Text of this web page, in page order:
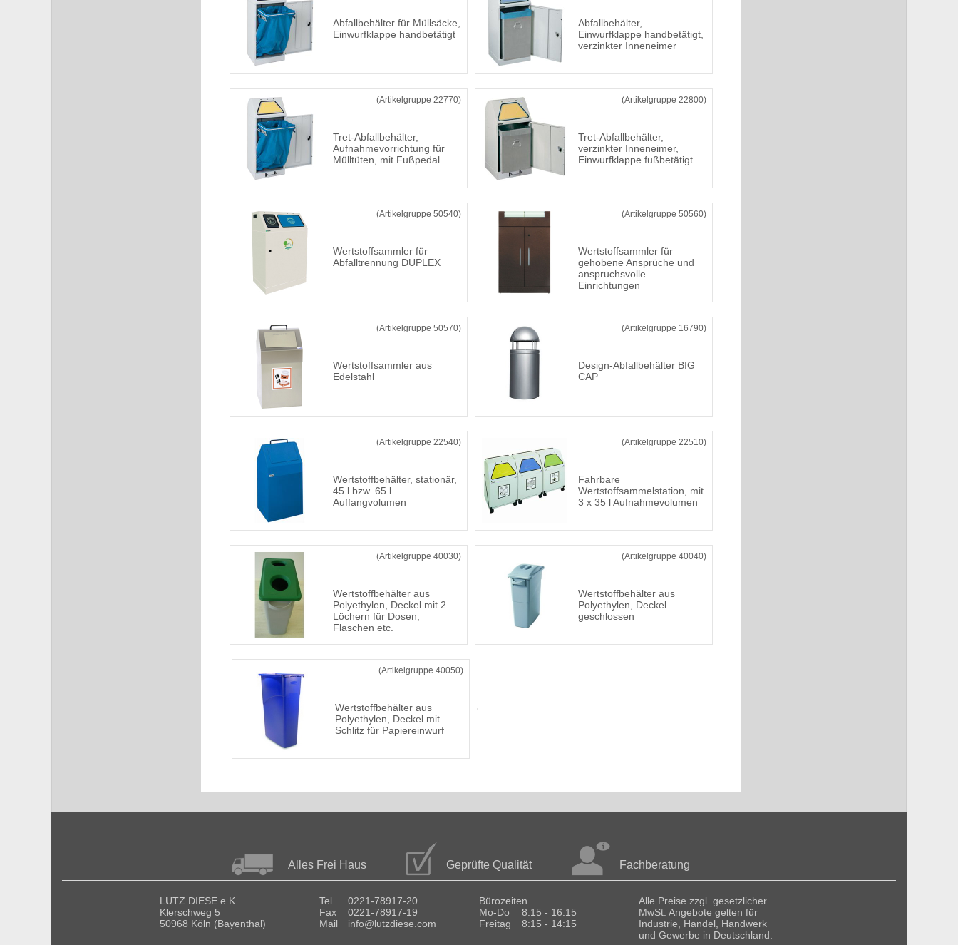
Abfallbehälter für Müllsäcke,
Einwurfklappe handbetätigt
Abfallbehälter,
Einwurfklappe handbetätigt,
verzinkter Inneneimer
(Artikelgruppe 22770)
Tret-Abfallbehälter,
Aufnahmevorrichtung für
Mülltüten, mit Fußpedal
(Artikelgruppe 22800)
Tret-Abfallbehälter,
verzinkter Inneneimer,
Einwurfklappe fußbetätigt
(Artikelgruppe 50540)
Wertstoffsammler für
Abfalltrennung DUPLEX
(Artikelgruppe 50560)
Wertstoffsammler für
gehobene Ansprüche und
anspruchsvolle
Einrichtungen
(Artikelgruppe 50570)
Wertstoffsammler aus
Edelstahl
(Artikelgruppe 16790)
Design-Abfallbehälter BIG
CAP
(Artikelgruppe 22540)
Wertstoffbehälter, stationär,
45 l bzw. 65 l
Auffangvolumen
(Artikelgruppe 22510)
Fahrbare
Wertstoffsammelstation, mit
3 x 35 l Aufnahmevolumen
(Artikelgruppe 40030)
Wertstoffbehälter aus
Polyethylen, Deckel mit 2
Löchern für Dosen,
Flaschen etc.
(Artikelgruppe 40040)
Wertstoffbehälter aus
Polyethylen, Deckel
geschlossen
(Artikelgruppe 40050)
Wertstoffbehälter aus
Polyethylen, Deckel mit
Schlitz für Papiereinwurf
Alles Frei Haus Geprüfte Qualität Fachberatung
LUTZ DIESE e.K.
Klerschweg 5
50968 Köln (Bayenthal)
Tel
0221-78917-20
Fax
0221-78917-19
Mail
info@lutzdiese.com
Bürozeiten
Mo-Do
8:15 - 16:15
Freitag
8:15 - 14:15
Alle Preise zzgl. gesetzlicher
MwSt. Angebote gelten für
Industrie, Handel, Handwerk
und Gewerbe in Deutschland.